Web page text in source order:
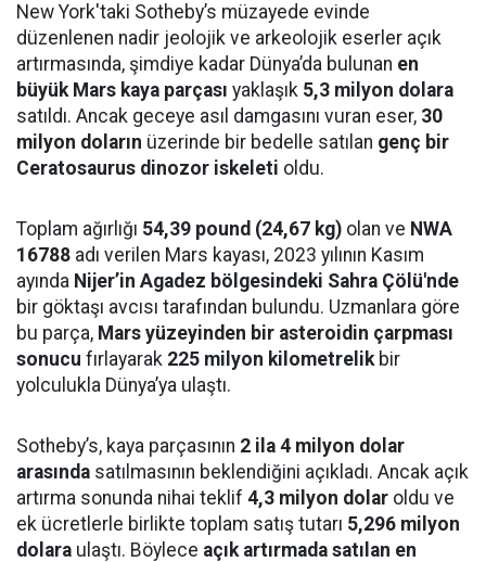
New York'taki Sotheby’s müzayede evinde
düzenlenen nadir jeolojik ve arkeolojik eserler açık
artırmasında, şimdiye kadar Dünya’da bulunan en
büyük Mars kaya parçası yaklaşık 5,3 milyon dolara
satıldı. Ancak geceye asıl damgasını vuran eser, 30
milyon doların üzerinde bir bedelle satılan genç bir
Ceratosaurus dinozor iskeleti oldu.
Toplam ağırlığı 54,39 pound (24,67 kg) olan ve NWA
16788 adı verilen Mars kayası, 2023 yılının Kasım
ayında Nijer’in Agadez bölgesindeki Sahra Çölü'nde
bir göktaşı avcısı tarafından bulundu. Uzmanlara göre
bu parça, Mars yüzeyinden bir asteroidin çarpması
sonucu fırlayarak 225 milyon kilometrelikbir
yolculukla Dünya’ya ulaştı.
Sotheby’s, kaya parçasının 2 ila 4 milyon dolar
arasında satılmasının beklendiğini açıkladı. Ancak açık
artırma sonunda nihai teklif 4,3 milyon dolar oldu ve
ek ücretlerle birlikte toplam satış tutarı 5,296 milyon
dolara ulaştı. Böylece açık artırmada satılan en